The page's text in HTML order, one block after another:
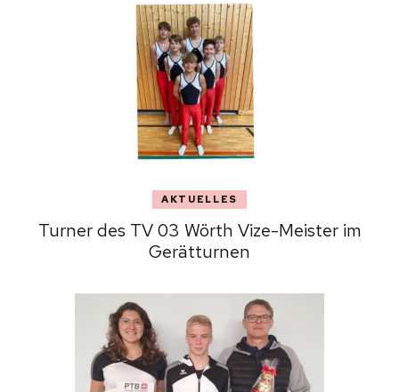
AKTUELLES
Turner des TV 03 Wörth Vize-Meister im
Gerätturnen